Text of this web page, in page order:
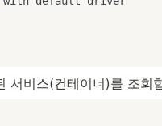
서비스(컨테이너)를 조회